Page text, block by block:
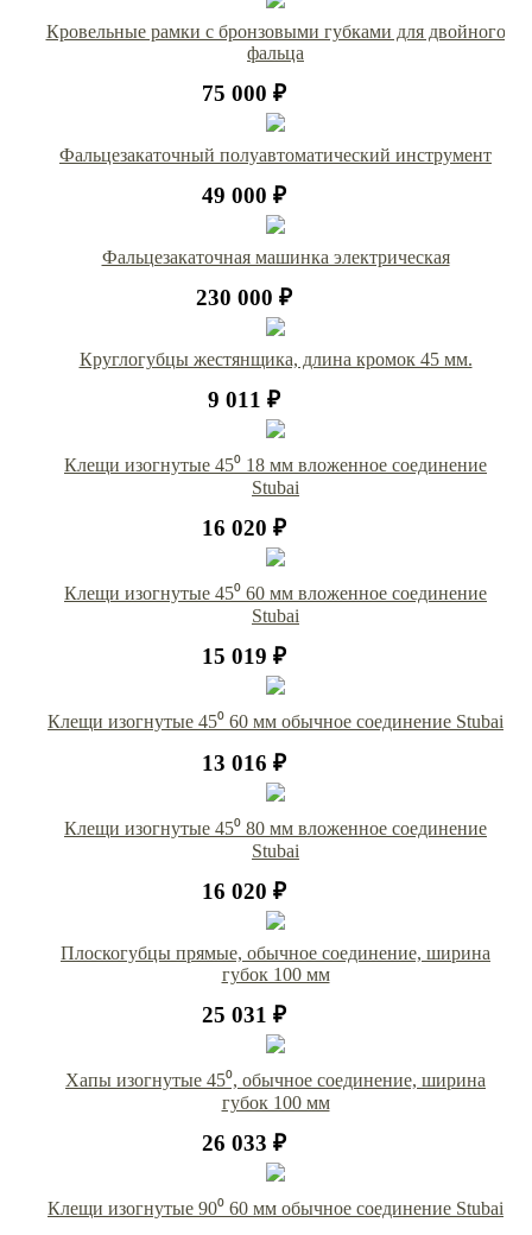
Кровельные рамки с бронзовыми губками для двойного
фальца
75 000 ₽
Фальцезакаточный полуавтоматический инструмент
49 000 ₽
Фальцезакаточная машинка электрическая
230 000 ₽
Круглогубцы жестянщика, длина кромок 45 мм.
9 011 ₽
Клещи изогнутые 45⁰ 18 мм вложенное соединение
Stubai
16 020 ₽
Клещи изогнутые 45⁰ 60 мм вложенное соединение
Stubai
15 019 ₽
Клещи изогнутые 45⁰ 60 мм обычное соединение Stubai
13 016 ₽
Клещи изогнутые 45⁰ 80 мм вложенное соединение
Stubai
16 020 ₽
Плоскогубцы прямые, обычное соединение, ширина
губок 100 мм
25 031 ₽
Хапы изогнутые 45⁰, обычное соединение, ширина
губок 100 мм
26 033 ₽
Клещи изогнутые 90⁰ 60 мм обычное соединение Stubai